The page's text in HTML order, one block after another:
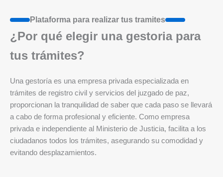
Plataforma para realizar tus tramites
¿Por qué elegir una gestoria para
tus trámites?
Una gestoría es una empresa privada especializada en
trámites de registro civil y servicios del juzgado de paz,
proporcionan la tranquilidad de saber que cada paso se llevará
a cabo de forma profesional y eficiente. Como empresa
privada e independiente al Ministerio de Justicia, facilita a los
ciudadanos todos los trámites, asegurando su comodidad y
evitando desplazamientos.